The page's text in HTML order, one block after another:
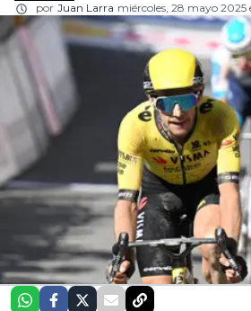
por Juan Larra miércoles, 28 mayo 2025